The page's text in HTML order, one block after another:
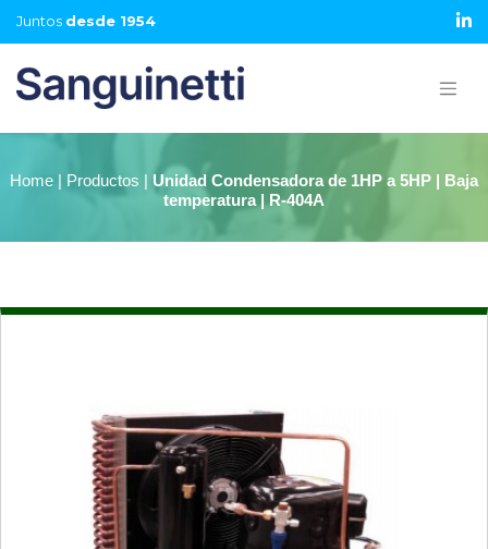
Juntos desde 1954
Home | Productos | Unidad Condensadora de 1HP a 5HP | Baja
temperatura | R-404A